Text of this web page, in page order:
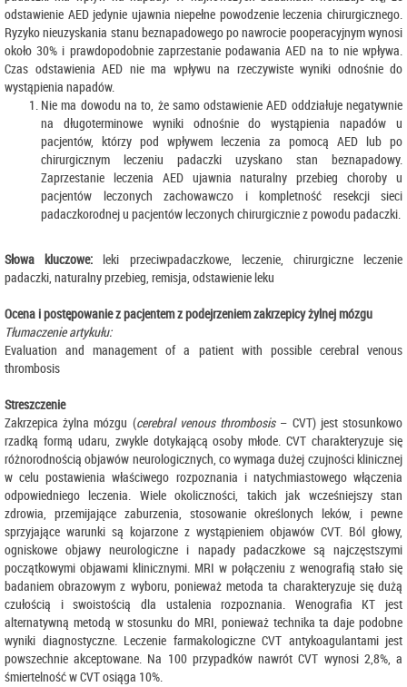
odstawienie AED jedynie ujawnia niepełne powodzenie leczenia chirurgicznego.
Ryzyko nieuzyskania stanu beznapadowego po nawrocie pooperacyjnym wynosi
około 30% i prawdopodobnie zaprzestanie podawania AED na to nie wpływa.
Czas odstawienia AED nie ma wpływu na rzeczywiste wyniki odnośnie do
wystąpienia napadów.
Nie ma dowodu na to, że samo odstawienie AED oddziałuje negatywnie
na długoterminowe wyniki odnośnie do wystąpienia napadów u
pacjentów, którzy pod wpływem leczenia za pomocą AED lub po
chirurgicznym leczeniu padaczki uzyskano stan beznapadowy.
Zaprzestanie leczenia AED ujawnia naturalny przebieg choroby u
pacjentów leczonych zachowawczo i kompletność resekcji sieci
padaczkorodnej u pacjentów leczonych chirurgicznie z powodu padaczki.
Słowa kluczowe: leki przeciwpadaczkowe, leczenie, chirurgiczne leczenie
padaczki, naturalny przebieg, remisja, odstawienie leku
Ocena i postępowanie z pacjentem z podejrzeniem zakrzepicy żylnej mózgu
Tłumaczenie artykułu:
Evaluation and management of a patient with possible cerebral venous
thrombosis
Streszczenie
Zakrzepica żylna mózgu (cerebral venous thrombosis – CVT) jest stosunkowo
rzadką formą udaru, zwykle dotykającą osoby młode. CVT charakteryzuje się
różnorodnością objawów neurologicznych, co wymaga dużej czujności klinicznej
w celu postawienia właściwego rozpoznania i natychmiastowego włączenia
odpowiedniego leczenia. Wiele okoliczności, takich jak wcześniejszy stan
zdrowia, przemijające zaburzenia, stosowanie określonych leków, i pewne
sprzyjające warunki są kojarzone z wystąpieniem objawów CVT. Ból głowy,
ogniskowe objawy neurologiczne i napady padaczkowe są najczęstszymi
początkowymi objawami klinicznymi. MRI w połączeniu z wenografią stało się
badaniem obrazowym z wyboru, ponieważ metoda ta charakteryzuje się dużą
czułością i swoistością dla ustalenia rozpoznania. Wenografia KT jest
alternatywną metodą w stosunku do MRI, ponieważ technika ta daje podobne
wyniki diagnostyczne. Leczenie farmakologiczne CVT antykoagulantami jest
powszechnie akceptowane. Na 100 przypadków nawrót CVT wynosi 2,8%, a
śmiertelność w CVT osiąga 10%.